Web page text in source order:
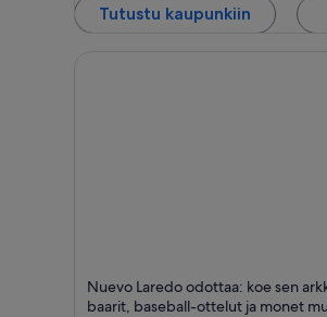
Tutustu kaupunkiin
Shoppailu, Retket ja
Nuevo Laredo odottaa: koe sen
baarit, baseball-ottelut ja monet